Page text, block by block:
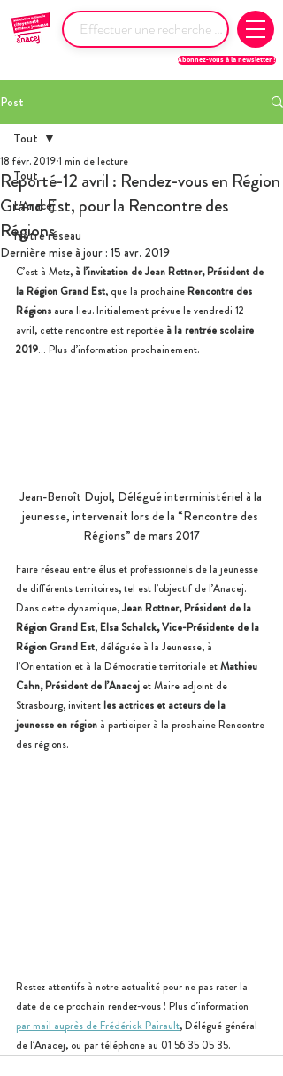
Abonnez-vous à la newsletter !
Post
Tout
L'Anacej
Notre réseau
Tout
Reporté-12 avril : Rendez-vous en Région
Grand Est, pour la Rencontre des
Régions
18 févr. 20191 min de lecture
Dernière mise à jour : 15 avr. 2019
C’est à Metz, à l’invitation de Jean Rottner, Président de
la Région Grand Est, que la prochaine Rencontre des
Régions aura lieu. Initialement prévue le vendredi 12
avril, cette rencontre est reportée à la rentrée scolaire
2019… Plus d’information prochainement.
Jean-Benoît Dujol, Délégué interministériel à la
jeunesse, intervenait lors de la “Rencontre des
Régions” de mars 2017
Faire réseau entre élus et professionnels de la jeunesse
de différents territoires, tel est l’objectif de l’Anacej.
Dans cette dynamique, Jean Rottner, Président de la
Région Grand Est, Elsa Schalck, Vice-Présidente de la
Région Grand Est, déléguée à la Jeunesse, à
l’Orientation et à la Démocratie territoriale et Mathieu
Cahn, Président de l’Anacej et Maire adjoint de
Strasbourg, invitent les actrices et acteurs de la
jeunesse en région à participer à la prochaine Rencontre
des régions.
Restez attentifs à notre actualité pour ne pas rater la
date de ce prochain rendez-vous ! Plus d’information
par mail auprès de Frédérick Pairault, Délégué général
de l’Anacej, ou par téléphone au 01 56 35 05 35.